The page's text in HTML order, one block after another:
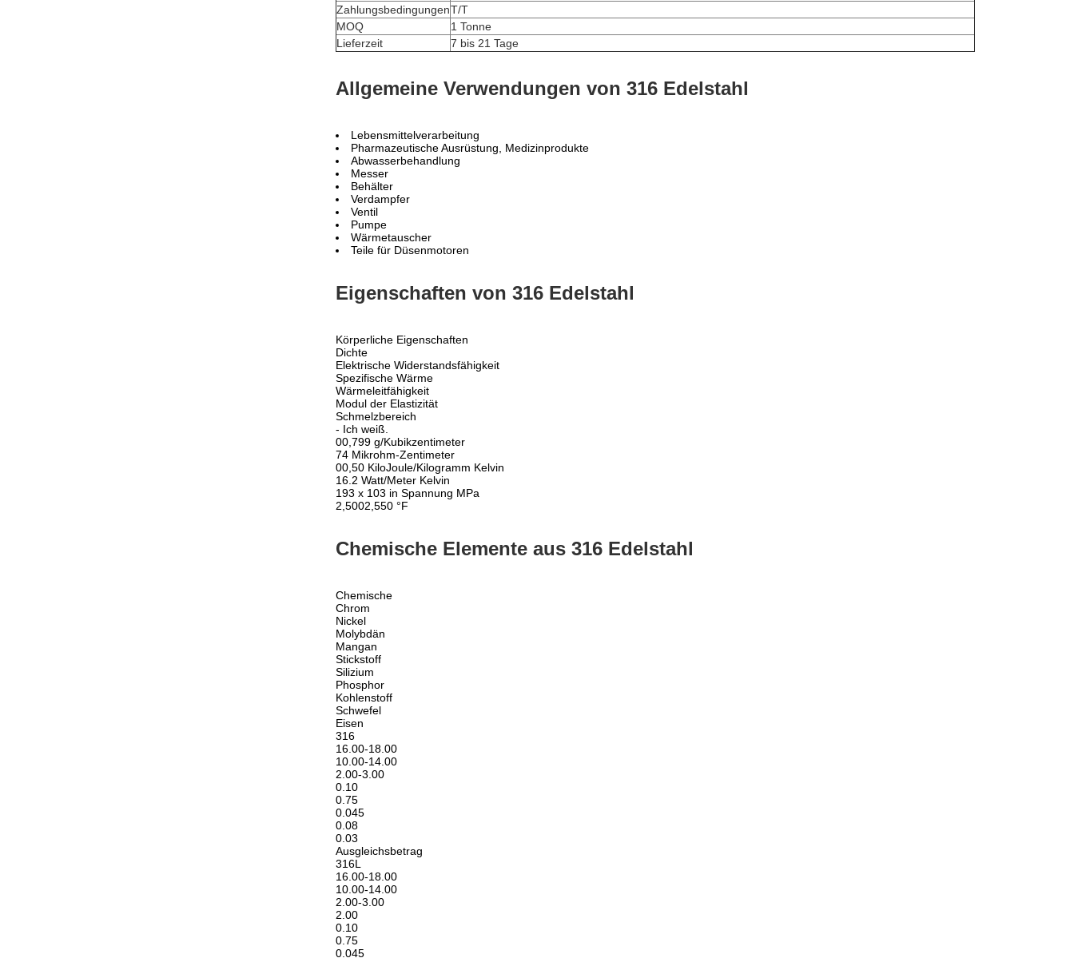
ZahlungsbedingungenT/T
MOQ
1 Tonne
Lieferzeit
7 bis 21 Tage
Allgemeine Verwendungen von 316 Edelstahl
Lebensmittelverarbeitung
Pharmazeutische Ausrüstung, Medizinprodukte
Abwasserbehandlung
Messer
Behälter
Verdampfer
Ventil
Pumpe
Wärmetauscher
Teile für Düsenmotoren
Eigenschaften von 316 Edelstahl
Körperliche Eigenschaften
Dichte
Elektrische Widerstandsfähigkeit
Spezifische Wärme
Wärmeleitfähigkeit
Modul der Elastizität
Schmelzbereich
- Ich weiß.
00,799 g/Kubikzentimeter
74 Mikrohm-Zentimeter
00,50 KiloJoule/Kilogramm Kelvin
16.2 Watt/Meter Kelvin
193 x 103 in Spannung MPa
2,500­2,550 °F
Chemische Elemente aus 316 Edelstahl
Chemische
Chrom
Nickel
Molybdän
Mangan
Stickstoff
Silizium
Phosphor
Kohlenstoff
Schwefel
Eisen
316
16.00-18.00
10.00-14.00
2.00-3.00
0.10
0.75
0.045
0.08
0.03
Ausgleichsbetrag
316L
16.00-18.00
10.00-14.00
2.00-3.00
2.00
0.10
0.75
0.045